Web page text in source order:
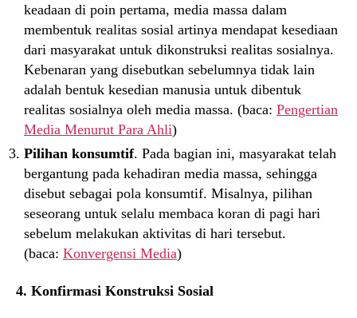
keadaan di poin pertama, media massa dalam
membentuk realitas sosial artinya mendapat kesediaan
dari masyarakat untuk dikonstruksi realitas sosialnya.
Kebenaran yang disebutkan sebelumnya tidak lain
adalah bentuk kesedian manusia untuk dibentuk
realitas sosialnya oleh media massa. (baca: Pengertian
Media Menurut Para Ahli)
Pilihan konsumtif. Pada bagian ini, masyarakat telah
bergantung pada kehadiran media massa, sehingga
disebut sebagai pola konsumtif. Misalnya, pilihan
seseorang untuk selalu membaca koran di pagi hari
sebelum melakukan aktivitas di hari tersebut.
(baca: Konvergensi Media)
4. Konfirmasi Konstruksi Sosial